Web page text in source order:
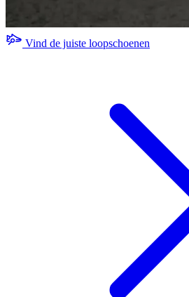
Vind de juiste loopschoenen